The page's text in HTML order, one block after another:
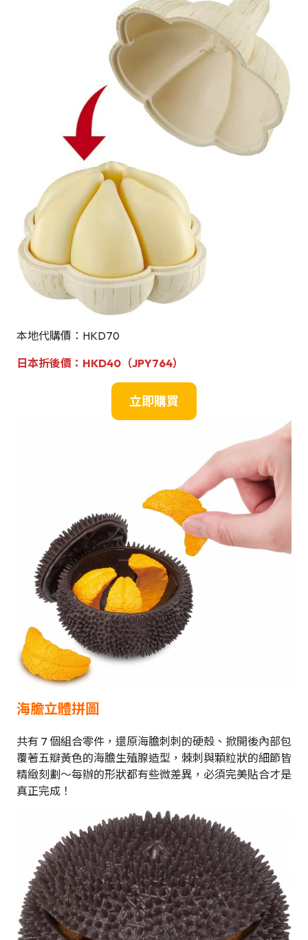
本地代購價：HKD70
日本折後價 ：HKD40（JPY764）
立即購買
海膽立體拼圖
共有 7 個組合零件，還原海膽刺刺的硬殼、掀開後內部包
覆著五瓣黃色的海膽生殖腺造型，棘刺與顆粒狀的細節皆
精緻刻劃～每辦的形狀都有些微差異，必須完美貼合才是
真正完成！